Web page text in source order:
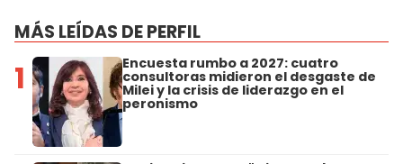
MÁS LEÍDAS DE PERFIL
1 Encuesta rumbo a 2027: cuatro
consultoras midieron el desgaste de
Milei y la crisis de liderazgo en el
peronismo